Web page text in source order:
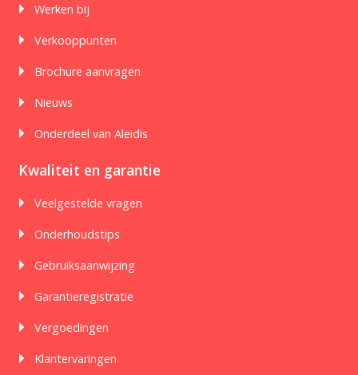
Werken bij
Verkooppunten
Brochure aanvragen
Nieuws
Onderdeel van Aleidis
Kwaliteit en garantie
Veelgestelde vragen
Onderhoudstips
Gebruiksaanwijzing
Garantieregistratie
Vergoedingen
Klantervaringen